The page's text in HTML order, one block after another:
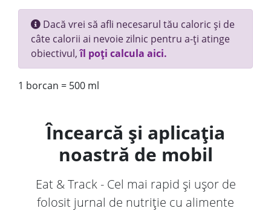
Dacă vrei să afli necesarul tău caloric și de
câte calorii ai nevoie zilnic pentru a-ți atinge
obiectivul,îl poți calcula aici.
1 borcan = 500 ml
Încearcă și aplicația
noastră de mobil
Eat & Track - Cel mai rapid și ușor de
folosit jurnal de nutriție cu alimente